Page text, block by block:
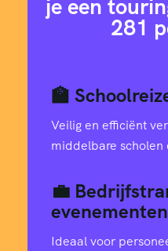
je een
281
🏫
Veilig en efficiënt
middelbare scholen
💼
evenementen
Ideaal voor
0
1
2
1
0
9
8